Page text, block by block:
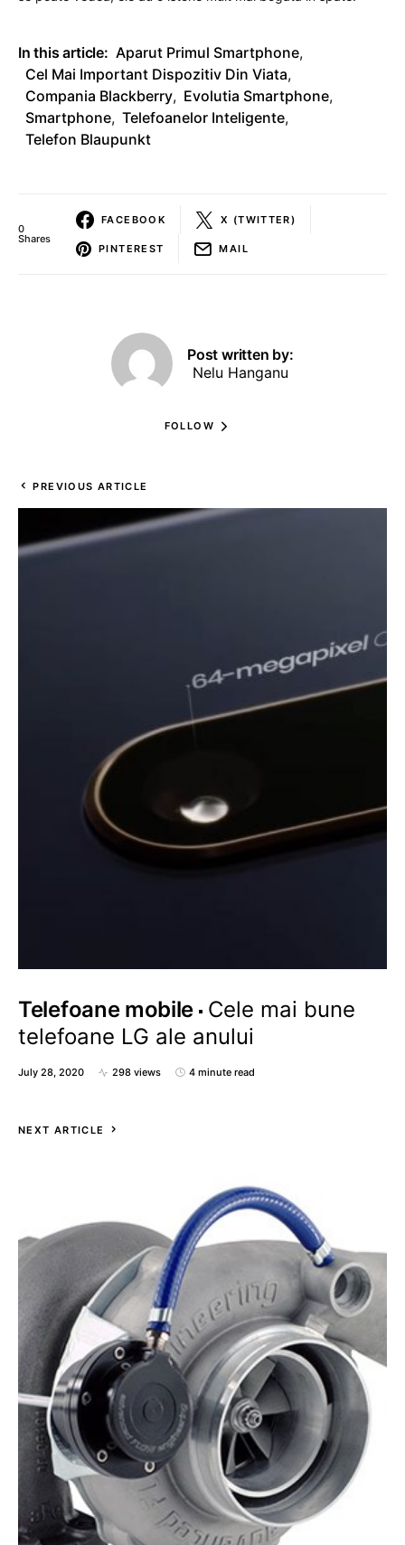
In this article: Aparut Primul Smartphone,
Cel Mai Important Dispozitiv Din Viata,
Compania Blackberry, Evolutia Smartphone,
Smartphone, Telefoanelor Inteligente,
Telefon Blaupunkt
0
Shares
FACEBOOK X (TWITTER)
PINTEREST MAIL
Post written by:
Nelu Hanganu
FOLLOW
PREVIOUS ARTICLE
Telefoane mobile Cele mai bune
telefoane LG ale anului
July 28, 2020 298 views 4 minute read
NEXT ARTICLE